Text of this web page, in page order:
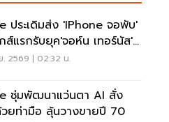
ประเดิมส่ง 'iPhone จอพับ'
ส์แรกรับยุค'จอห์น เทอร์นัส'
ด ก.ย.นี้
. 2569 | 02:32 น.
ซุ่มพัฒนาแว่นตา AI สั่ง
ยท่ามือ ลุ้นวางขายปี 70